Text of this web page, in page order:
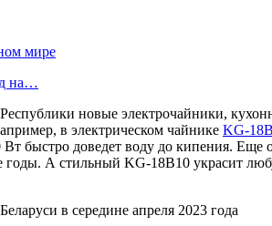
мире
на…
новые электрочайники,
в электрическом чайнике KG-
быстро доведет воду до кипения.
А стильный KG-18В10 украсит